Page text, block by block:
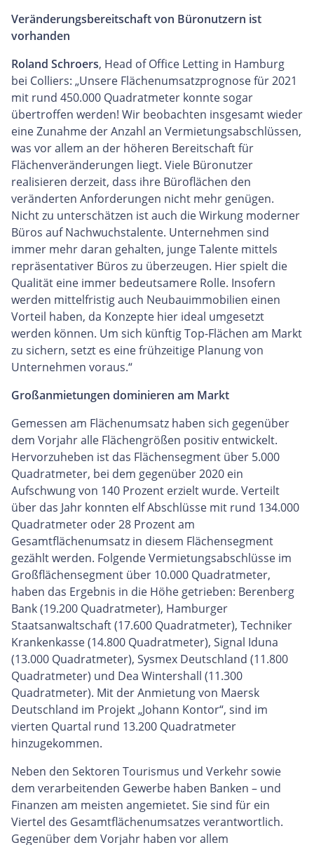
Veränderungsbereitschaft von Büronutzern ist
vorhanden
Roland Schroers, Head of Office Letting in Hamburg
bei Colliers: „Unsere Flächenumsatzprognose für 2021
mit rund 450.000 Quadratmeter konnte sogar
übertroffen werden! Wir beobachten insgesamt wieder
eine Zunahme der Anzahl an Vermietungsabschlüssen,
was vor allem an der höheren Bereitschaft für
Flächenveränderungen liegt. Viele Büronutzer
realisieren derzeit, dass ihre Büroflächen den
veränderten Anforderungen nicht mehr genügen.
Nicht zu unterschätzen ist auch die Wirkung moderner
Büros auf Nachwuchstalente. Unternehmen sind
immer mehr daran gehalten, junge Talente mittels
repräsentativer Büros zu überzeugen. Hier spielt die
Qualität eine immer bedeutsamere Rolle. Insofern
werden mittelfristig auch Neubauimmobilien einen
Vorteil haben, da Konzepte hier ideal umgesetzt
werden können. Um sich künftig Top-Flächen am Markt
zu sichern, setzt es eine frühzeitige Planung von
Unternehmen voraus.“
Großanmietungen dominieren am Markt
Gemessen am Flächenumsatz haben sich gegenüber
dem Vorjahr alle Flächengrößen positiv entwickelt.
Hervorzuheben ist das Flächensegment über 5.000
Quadratmeter, bei dem gegenüber 2020 ein
Aufschwung von 140 Prozent erzielt wurde. Verteilt
über das Jahr konnten elf Abschlüsse mit rund 134.000
Quadratmeter oder 28 Prozent am
Gesamtflächenumsatz in diesem Flächensegment
gezählt werden. Folgende Vermietungsabschlüsse im
Großflächensegment über 10.000 Quadratmeter,
haben das Ergebnis in die Höhe getrieben: Berenberg
Bank (19.200 Quadratmeter), Hamburger
Staatsanwaltschaft (17.600 Quadratmeter), Techniker
Krankenkasse (14.800 Quadratmeter), Signal Iduna
(13.000 Quadratmeter), Sysmex Deutschland (11.800
Quadratmeter) und Dea Wintershall (11.300
Quadratmeter). Mit der Anmietung von Maersk
Deutschland im Projekt „Johann Kontor“, sind im
vierten Quartal rund 13.200 Quadratmeter
hinzugekommen.
Neben den Sektoren Tourismus und Verkehr sowie
dem verarbeitenden Gewerbe haben Banken – und
Finanzen am meisten angemietet. Sie sind für ein
Viertel des Gesamtflächenumsatzes verantwortlich.
Gegenüber dem Vorjahr haben vor allem